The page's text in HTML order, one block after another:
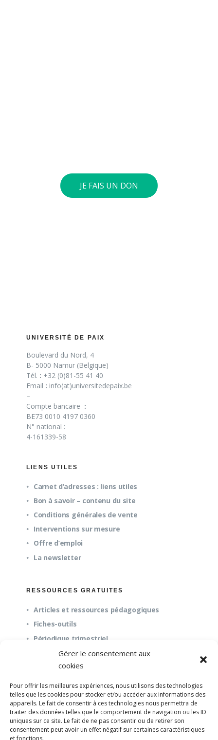
Gérer le consentement aux
cookies
Pour offrir les meilleures expériences, nous utilisons des technologies
telles que les cookies pour stocker et/ou accéder aux informations des
appareils. Le fait de consentir à ces technologies nous permettra de
traiter des données telles que le comportement de navigation ou les ID
uniques sur ce site. Le fait de ne pas consentir ou de retirer son
consentement peut avoir un effet négatif sur certaines caractéristiques
et fonctions.
JE FAIS UN DON
UNIVERSITÉ DE PAIX
Boulevard du Nord, 4
B- 5000 Namur (Belgique)
Tél. : +32 (0)81-55 41 40
Email : info(at)universitedepaix.be
–
Compte bancaire :
BE73 0010 4197 0360
N° national :
4-161339-58
LIENS UTILES
Carnet d’adresses : liens utiles
Bon à savoir – contenu du site
Conditions générales de vente
Interventions sur mesure
Offre d’emploi
La newsletter
RESSOURCES GRATUITES
Articles et ressources pédagogiques
Fiches-outils
Périodique trimestriel
À propos
Questions fréquentes (FAQ)
Mission et pédagogie